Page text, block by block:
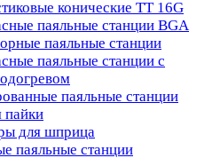
конические TT 16G
паяльные станции BGA
паяльные станции
паяльные станции с
паяльные станции
пайки
для шприца
паяльные станции